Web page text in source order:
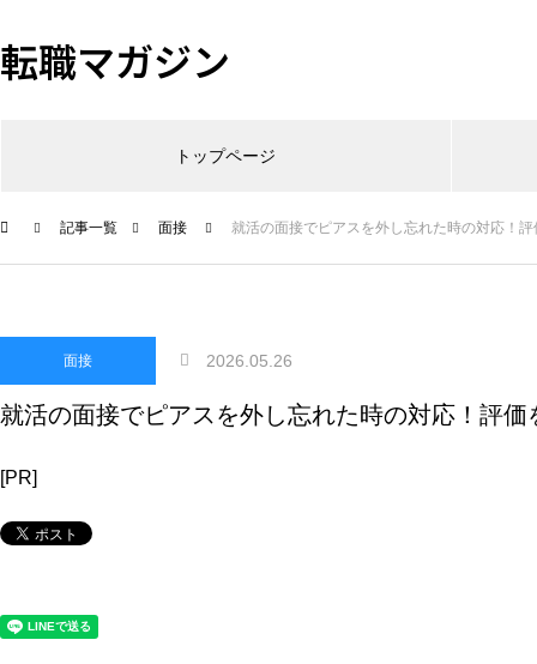
転職マガジン
トップページ
記事一覧 面接 就活の面接でピアスを外し忘れた時の対応！
面接 2026.05.26
就活の面接でピアスを外し忘れた時の対応！評
[PR]